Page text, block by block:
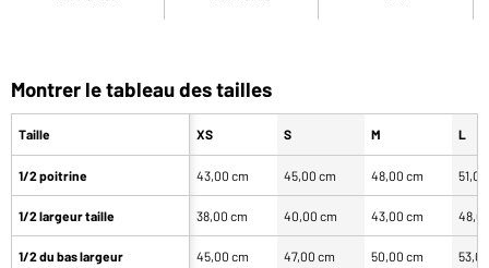
Montrer le tableau des tailles
Taille
1/2 poitrine
1/2 largeur taille
1/2 du bas largeur
XS S M L
43,00 cm 45,00 cm 48,00 cm
38,00 cm 40,00 cm 43,00 cm
45,00 cm 47,00 cm 50,00 cm